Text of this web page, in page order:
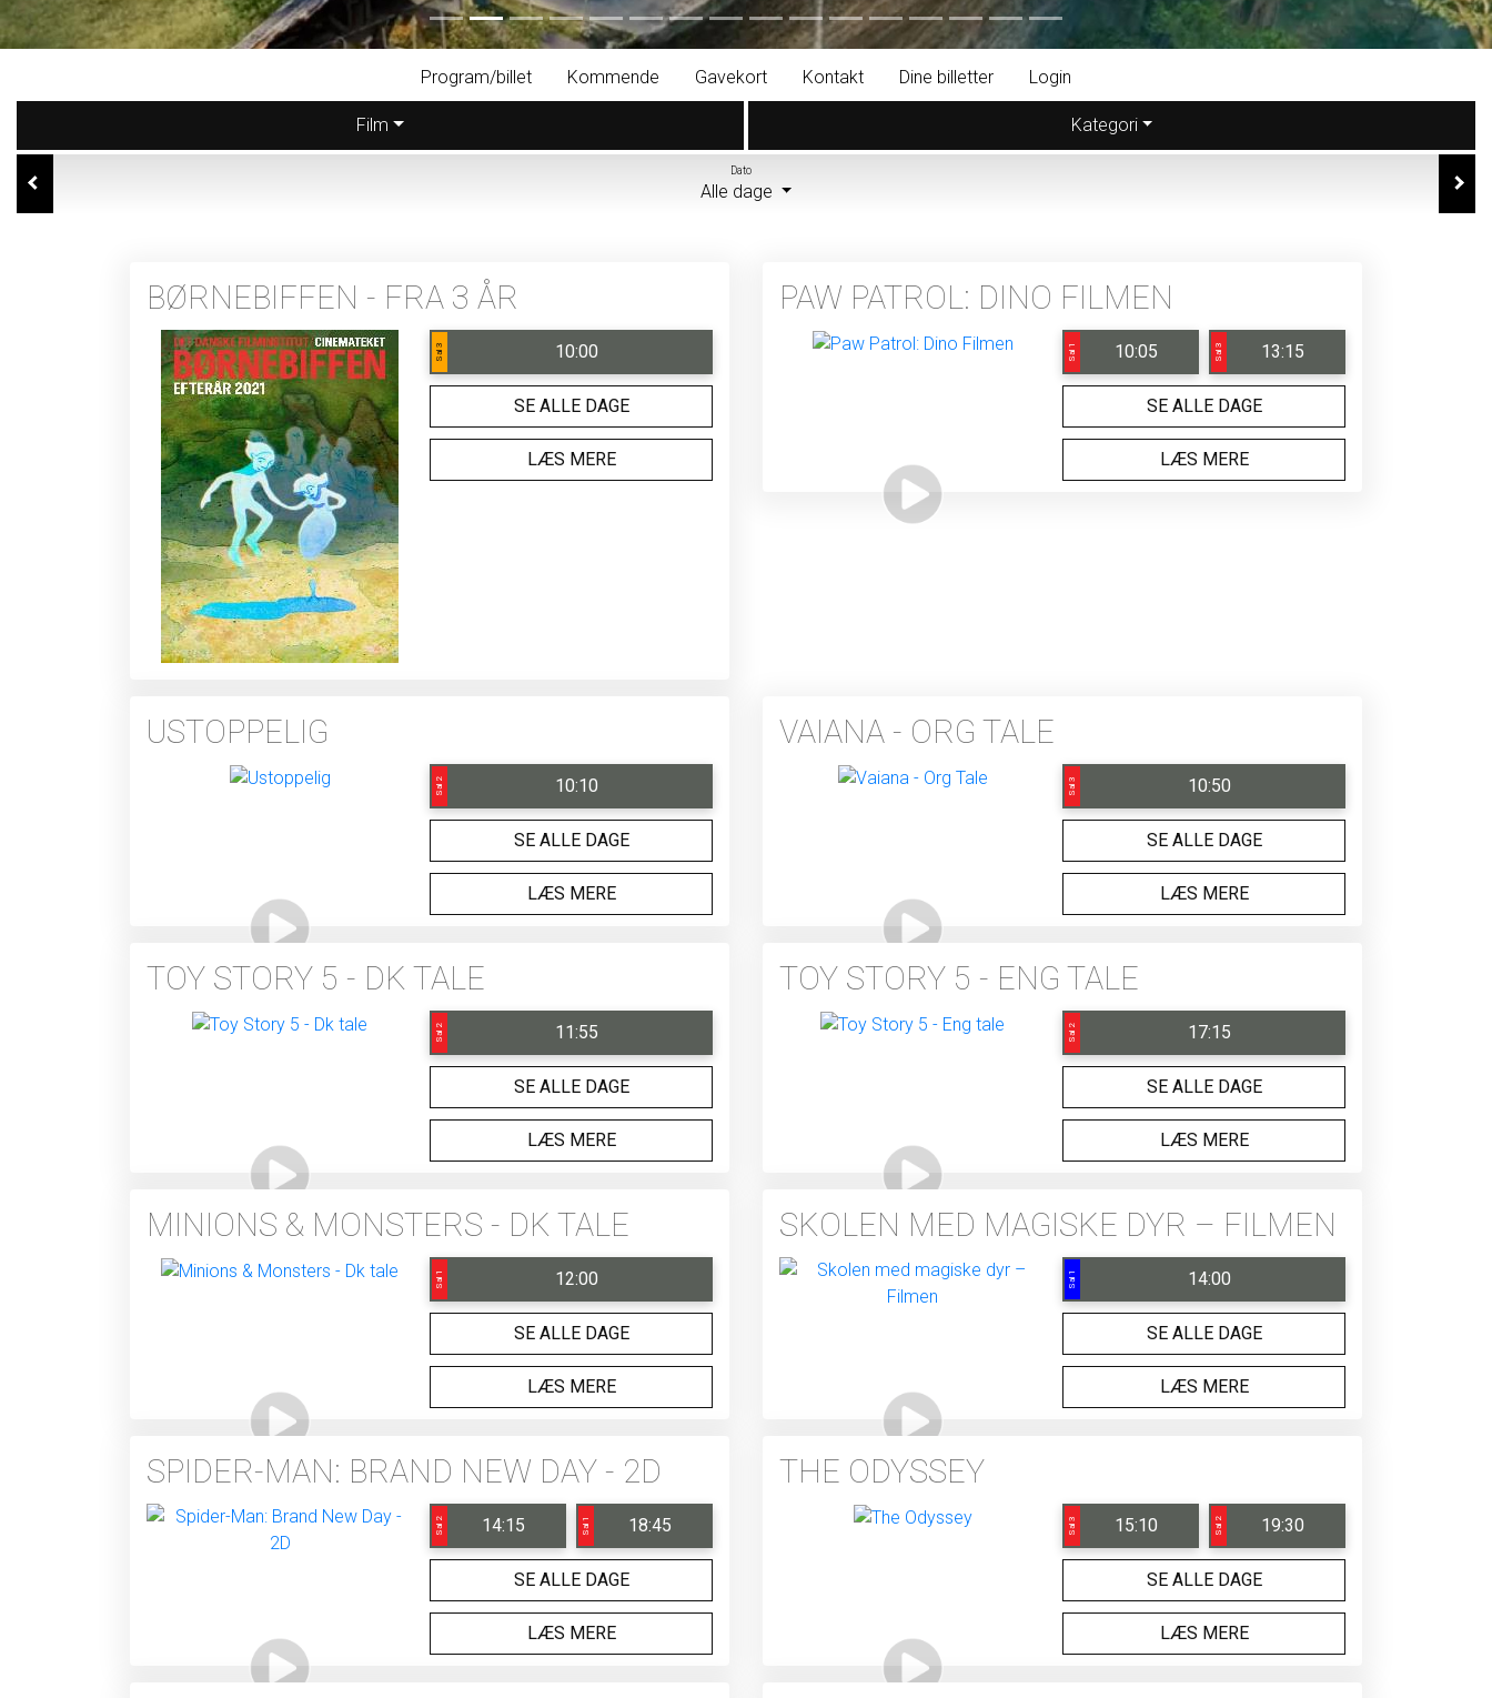
Program/billet Kommende Gavekort Kontakt Dine billetter Login
Film Kategori
Dato
Alle dage
BØRNEBIFFEN - FRA 3 ÅR
Sal 3 10:00
SE ALLE DAGE
LÆS MERE
PAW PATROL: DINO FILMEN
Sal 1 10:05 Sal 3 13:15
SE ALLE DAGE
LÆS MERE
USTOPPELIG
Sal 2 10:10
SE ALLE DAGE
LÆS MERE
VAIANA - ORG TALE
Sal 3 10:50
SE ALLE DAGE
LÆS MERE
TOY STORY 5 - DK TALE
Sal 2 11:55
SE ALLE DAGE
LÆS MERE
TOY STORY 5 - ENG TALE
Sal 2 17:15
SE ALLE DAGE
LÆS MERE
MINIONS & MONSTERS - DK TALE
Sal 1 12:00
SE ALLE DAGE
LÆS MERE
SKOLEN MED MAGISKE DYR – FILMEN
Sal 1 14:00
SE ALLE DAGE
LÆS MERE
SPIDER-MAN: BRAND NEW DAY - 2D
Sal 2 14:15 Sal 1 18:45
SE ALLE DAGE
LÆS MERE
THE ODYSSEY
Sal 3 15:10 Sal 2 19:30
SE ALLE DAGE
LÆS MERE